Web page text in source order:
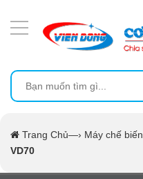
Trang Chủ—› Máy chế
VD70
MÁY ÉP MÍA TẠO BỌT
MÁY RỬA BÁT SIÊU ÂM